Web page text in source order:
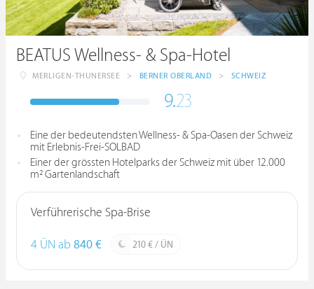
BEATUS Wellness- & Spa-Hotel
MERLIGEN-THUNERSEE > BERNER OBERLAND > SCHWEIZ
9.23
Eine der bedeutendsten Wellness- & Spa-Oasen der Schweiz
mit Erlebnis-Frei-SOLBAD
Einer der grössten Hotelparks der Schweiz mit über 12.000
m² Gartenlandschaft
Verführerische Spa-Brise
4 ÜN ab 840 € 210 € / ÜN